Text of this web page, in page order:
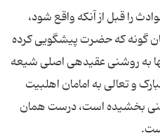
را قبل از آنکه واقع شود،
گونه که حضرت پیشگویی کرده
به روشنی عقیده‏ی اصلی شیعه
و تعالی به امامان اهل‏بیت
بخشیده است، درست همان